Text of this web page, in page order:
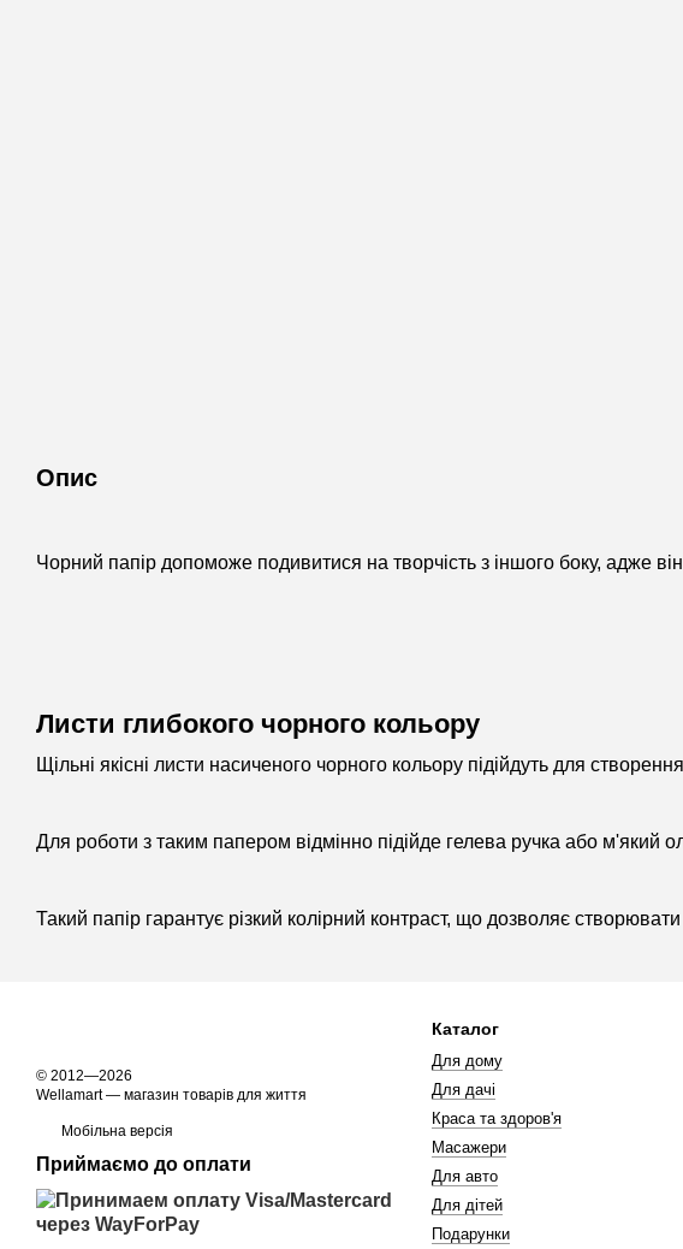
Опис
Чорний папір допоможе подивитися на творчість з іншого боку, адже
Листи глибокого чорного кольору
Щільні якісні листи насиченого чорного кольору підійдуть для
Для роботи з таким папером відмінно підійде гелева ручка або м'який
Такий папір гарантує різкий колірний контраст, що дозволяє створювати
© 2012—2026
Wellamart — магазин товарів для життя
Мобільна версія
Приймаємо до оплати
Каталог
Для дому
Для дачі
Краса та здоров'я
Масажери
Для авто
Для дітей
Подарунки